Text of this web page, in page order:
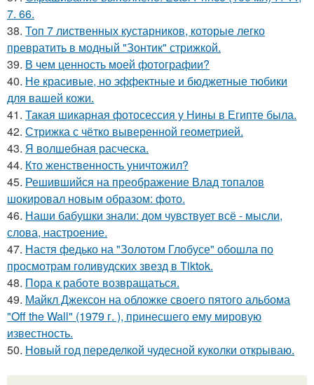
7. 66.
38. Топ 7 лиственных кустарников, которые легко
превратить в модный "Зонтик" стрижкой.
39. В чем ценность моей фотографии?
40. Не красивые, но эффектные и бюджетные тюбики
для вашей кожи.
41. Такая шикарная фотосессия у Нины в Египте была.
42. Стрижка с чётко выверенной геометрией.
43. Я волшебная расческа.
44. Кто женственность уничтожил?
45. Решившийся на преображение Влад топалов
шокировал новым образом: фото.
46. Наши бабушки знали: дом чувствует всё - мысли,
слова, настроение.
47. Настя федько на "Золотом Глобусе" обошла по
просмотрам голивудских звезд в Tiktok.
48. Пора к работе возвращаться.
49. Майкл Джексон на обложке своего пятого альбома
"Off the Wall" (1979 г. ), принесшего ему мировую
известность.
50. Новый год переделкой чудесной куколки открываю.